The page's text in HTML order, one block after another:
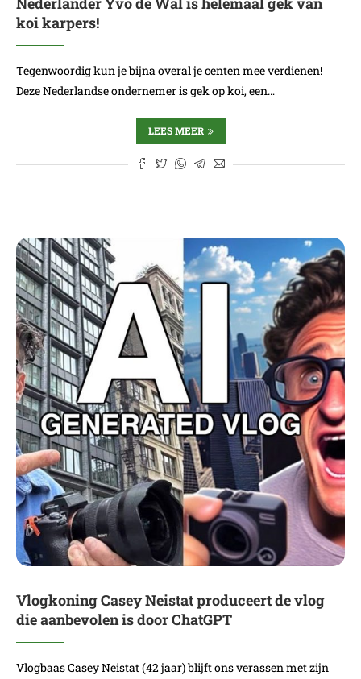
koi karpers!
Tegenwoordig kun je bijna overal je centen mee verdienen!
Deze Nederlandse ondernemer is gek op koi, een…
LEES MEER
Vlogkoning Casey Neistat produceert de vlog
die aanbevolen is door ChatGPT
Vlogbaas Casey Neistat (42 jaar) blijft ons verassen met zijn